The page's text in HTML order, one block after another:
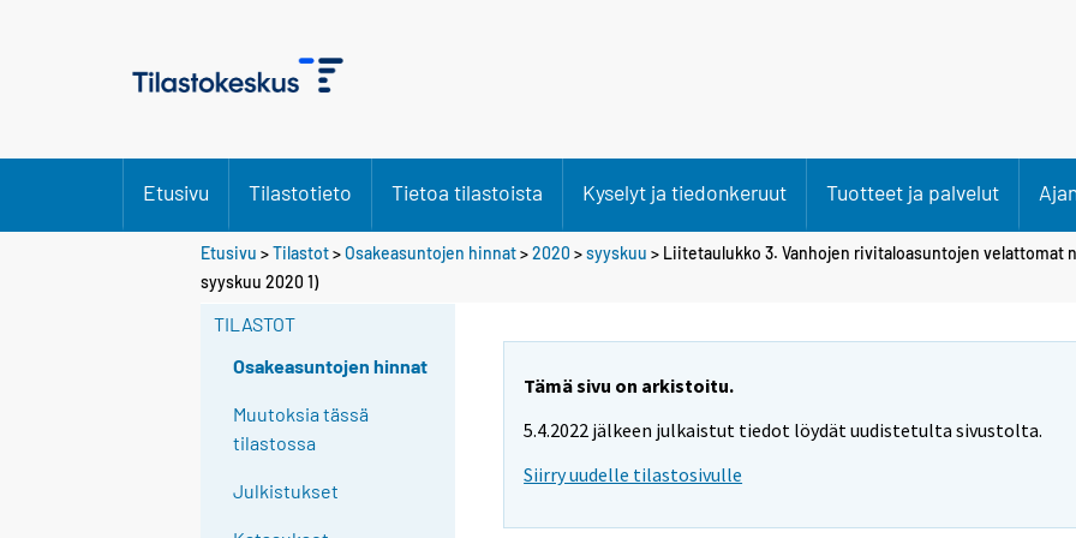
Etusivu Tilastotieto Tietoa tilastoista Kyselyt ja tiedonkeruut Tuotteet ja palvelut
Etusivu >Tilastot>Osakeasuntojen hinnat>2020 >syyskuu > Liitetaulukko 3. Vanhojen rivitaloasuntojen velattomat
syyskuu 2020 1)
TILASTOT
Osakeasuntojen hinnat
Muutoksia tässä
tilastossa
Julkistukset
Tämä sivu on arkistoitu.
5.4.2022 jälkeen julkaistut tiedot löydät uudistetulta sivustolta.
Siirry uudelle tilastosivulle